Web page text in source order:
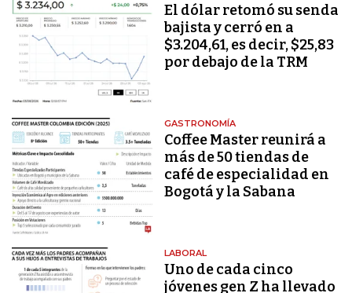
El dólar retomó su senda
bajista y cerró en a
$3.204,61, es decir, $25,83
por debajo de la TRM
GASTRONOMÍA
Coffee Master reunirá a
más de 50 tiendas de
café de especialidad en
Bogotá y la Sabana
LABORAL
Uno de cada cinco
jóvenes gen Z ha llevado